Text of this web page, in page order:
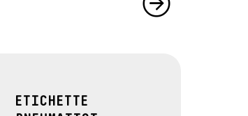
ETICHETTE